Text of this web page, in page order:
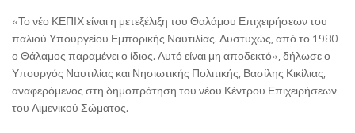
«Το νέο ΚΕΠΙΧ είναι η μετεξέλιξη του Θαλάμου Επιχειρήσεων του
παλιού Υπουργείου Εμπορικής Ναυτιλίας. Δυστυχώς, από το 1980
ο Θάλαμος παραμένει ο ίδιος. Αυτό είναι μη αποδεκτό», δήλωσε ο
Υπουργός Ναυτιλίας και Νησιωτικής Πολιτικής, Βασίλης Κικίλιας,
αναφερόμενος στη δημοπράτηση του νέου Κέντρου Επιχειρήσεων
του Λιμενικού Σώματος.